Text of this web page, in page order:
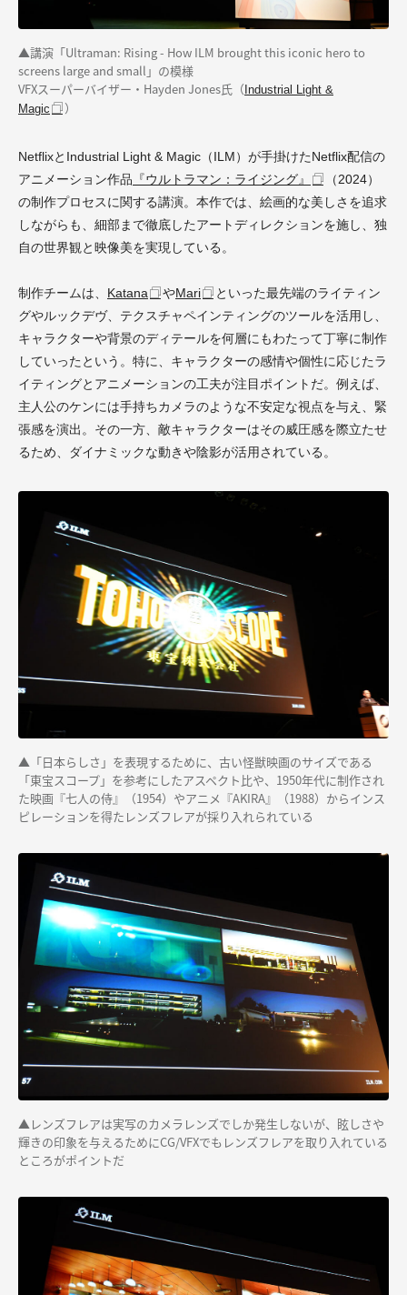
▲講演「Ultraman: Rising - How ILM brought this iconic hero to
screens large and small」の模様
VFXスーパーバイザー・Hayden Jones氏（ Industrial Light &
Magic
）
NetflixとIndustrial Light & Magic（ILM）が手掛けたNetflix配信の
アニメーション作品 『ウルトラマン：ライジング』
（2024）
の制作プロセスに関する講演。本作では、絵画的な美しさを追求
しながらも、細部まで徹底したアートディレクションを施し、独
自の世界観と映像美を実現している。
制作チームは、 Katana やMari
といった最先端のライティン
グやルックデヴ、テクスチャペインティングのツールを活用し、
キャラクターや背景のディテールを何層にもわたって丁寧に制作
していったという。特に、キャラクターの感情や個性に応じたラ
イティングとアニメーションの工夫が注目ポイントだ。例えば、
主人公のケンには手持ちカメラのような不安定な視点を与え、緊
張感を演出。その一方、敵キャラクターはその威圧感を際立たせ
るため、ダイナミックな動きや陰影が活用されている。
▲「日本らしさ」を表現するために、古い怪獣映画のサイズである
「東宝スコープ」を参考にしたアスペクト比や、1950年代に制作され
た映画『七人の侍』（1954）やアニメ『AKIRA』（1988）からインス
ピレーションを得たレンズフレアが採り入れられている
▲レンズフレアは実写のカメラレンズでしか発生しないが、眩しさや
輝きの印象を与えるためにCG/VFXでもレンズフレアを取り入れている
ところがポイントだ